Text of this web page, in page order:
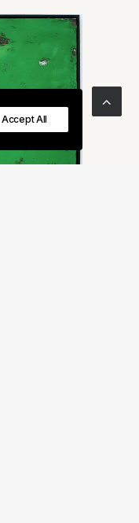
Accept All